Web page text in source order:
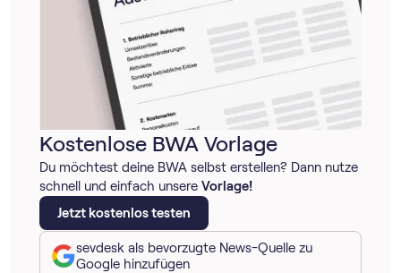
Kostenlose BWA Vorlage
Du möchtest deine BWA selbst erstellen? Dann nutze
schnell und einfach unsere Vorlage!
Jetzt kostenlos testen
sevdesk als bevorzugte News-Quelle zu
Google hinzufügen